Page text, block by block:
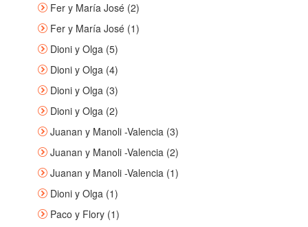
Fer y María José (2)
Fer y María José (1)
Dioni y Olga (5)
Dioni y Olga (4)
Dioni y Olga (3)
Dioni y Olga (2)
Juanan y Manoli -Valencia (3)
Juanan y Manoli -Valencia (2)
Juanan y Manoli -Valencia (1)
Dioni y Olga (1)
Paco y Flory (1)